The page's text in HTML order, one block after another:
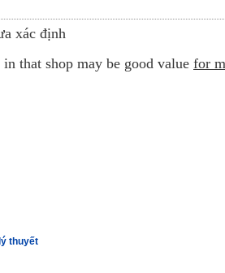
xác định
in that shop may be good value for
thuyết